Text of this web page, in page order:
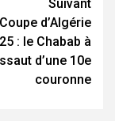
Suivant
d’Algérie
: le Chabab à
d’une 10e
couronne